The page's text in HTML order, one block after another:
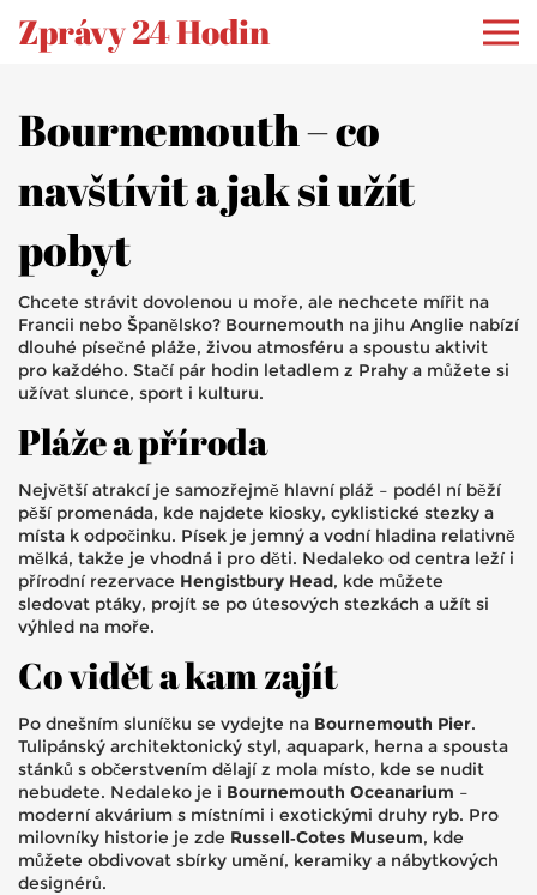
Zprávy 24 Hodin
Bournemouth – co
navštívit a jak si užít
pobyt
Chcete strávit dovolenou u moře, ale nechcete mířit na
Francii nebo Španělsko? Bournemouth na jihu Anglie nabízí
dlouhé písečné pláže, živou atmosféru a spoustu aktivit
pro každého. Stačí pár hodin letadlem z Prahy a můžete si
užívat slunce, sport i kulturu.
Pláže a příroda
Největší atrakcí je samozřejmě hlavní pláž – podél ní běží
pěší promenáda, kde najdete kiosky, cyklistické stezky a
místa k odpočinku. Písek je jemný a vodní hladina relativně
mělká, takže je vhodná i pro děti. Nedaleko od centra leží i
přírodní rezervace Hengistbury Head, kde můžete
sledovat ptáky, projít se po útesových stezkách a užít si
výhled na moře.
Co vidět a kam zajít
Po dnešním sluníčku se vydejte na Bournemouth Pier.
Tulipánský architektonický styl, aquapark, herna a spousta
stánků s občerstvením dělají z mola místo, kde se nudit
nebudete. Nedaleko je i Bournemouth Oceanarium –
moderní akvárium s místními i exotickými druhy ryb. Pro
milovníky historie je zde Russell‑Cotes Museum, kde
můžete obdivovat sbírky umění, keramiky a nábytkových
designérů.